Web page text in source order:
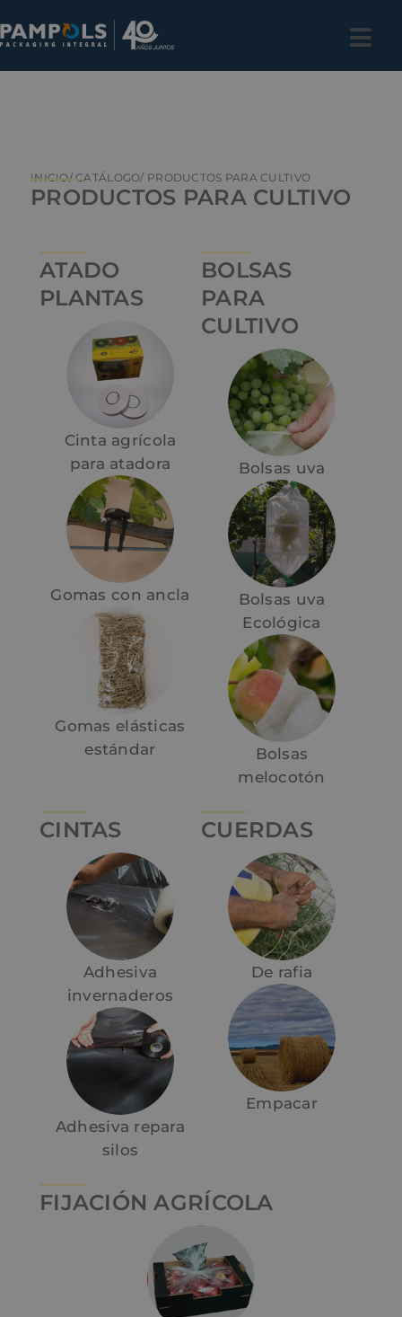
INICIO/ CATÁLOGO/ PRODUCTOS PARA CULTIVO
PRODUCTOS PARA CULTIVO
ATADO
PLANTAS
Cinta agrícola
para atadora
Gomas con ancla
Gomas elásticas
estándar
BOLSAS
PARA
CULTIVO
Bolsas uva
Bolsas uva
Ecológica
Bolsas
melocotón
CINTAS
Adhesiva
invernaderos
Adhesiva repara
silos
CUERDAS
De rafia
Empacar
FIJACIÓN AGRÍCOLA